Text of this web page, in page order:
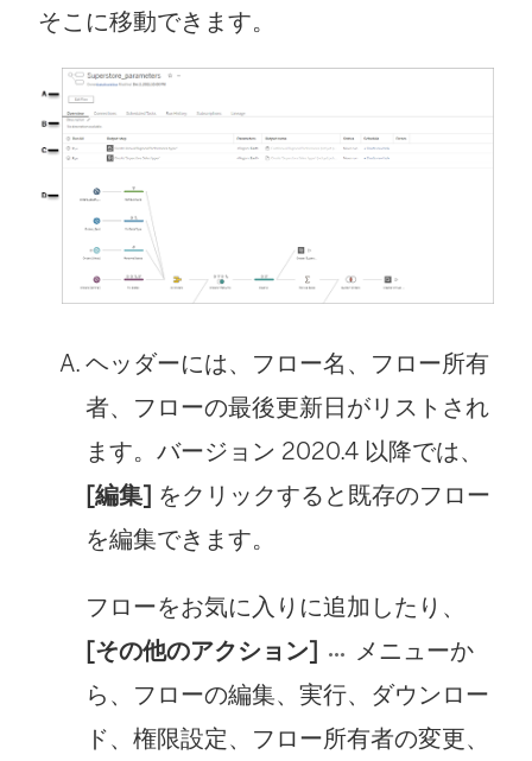
そこに移動できます。
ヘッダーには、フロー名、フロー所有
者、フローの最後更新日がリストされ
ます。バージョン 2020.4 以降では、
[編集] をクリックすると既存のフロー
を編集できます。
フローをお気に入りに追加したり、
[その他のアクション]
メニューか
ら、フローの編集、実行、ダウンロー
ド、権限設定、フロー所有者の変更、